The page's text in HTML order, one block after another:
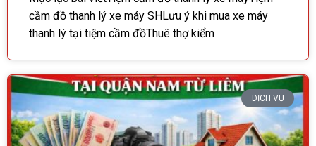
cầm đồ thanh lý xe máy SHLưu ý khi mua xe máy
thanh lý tại tiệm cầm đồThuê thợ kiểm
DỊCH VỤ